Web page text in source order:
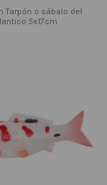
Tarpón o sábalo del
5x17cm